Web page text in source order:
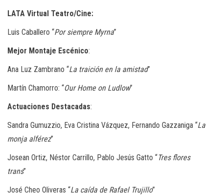
LATA Virtual Teatro/Cine:
Luis Caballero “Por siempre Myrna”
Mejor Montaje Escénico:
Ana Luz Zambrano “La traición en la amistad”
Martín Chamorro: “Our Home on Ludlow”
Actuaciones Destacadas:
Sandra Gumuzzio, Eva Cristina Vázquez, Fernando Gazzaniga “La
monja alférez”
Josean Ortiz, Néstor Carrillo, Pablo Jesús Gatto “Tres flores
trans”
José Cheo Oliveras “La caída de Rafael Trujillo”